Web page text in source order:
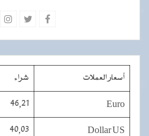
أسعار العملات شراء
Euro
46,21
Dollar US
40,03